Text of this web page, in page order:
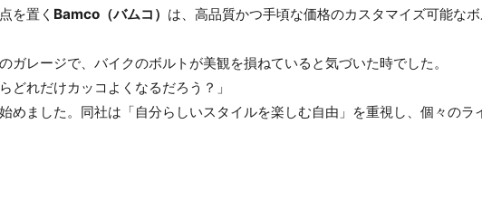
を置く Bamco（バムコ） は、高品質かつ手頃な価格のカスタマイズ可能な
レージで、バイクのボルトが美観を損ねていると気づいた時でした。
どれだけカッコよくなるだろう？」
めました。同社は「自分らしいスタイルを楽しむ自由」を重視し、個々の
お買い物を続ける カートへ進む